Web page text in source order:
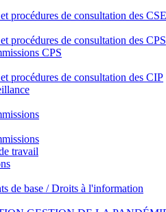
procédures de consultation des
procédures de consultation des CPS
CPS
procédures de consultation des CIP
travail
de base / Droits à l'information